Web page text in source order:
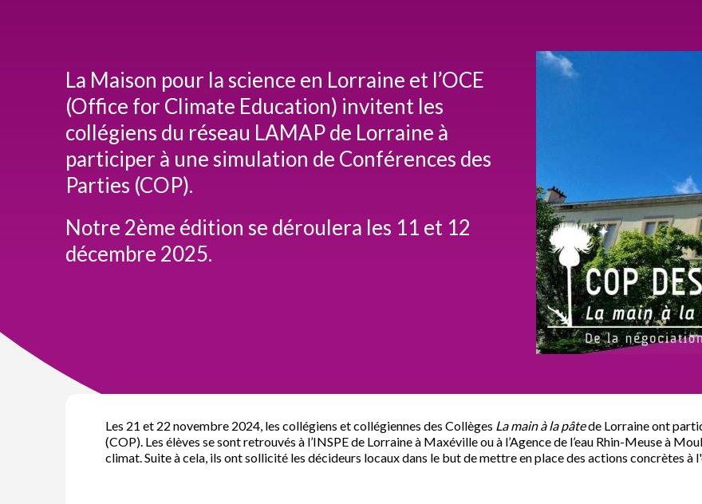
La Maison pour la science en Lorraine et l’OCE
(Office for Climate Education) invitent les
collégiens du réseau LAMAP de Lorraine à
participer à une simulation de Conférences des
Parties (COP).
Notre 2ème édition se déroulera les 11 et 12
décembre 2025.
Les 21 et 22 novembre 2024, les collégiens et collégiennes des Collèges La main à la pâtede Lorraine ont
(COP). Les élèves se sont retrouvés à l’INSPE de Lorraine à Maxéville ou à l’Agence de l’eau Rhin-Meuse à
climat. Suite à cela, ils ont sollicité les décideurs locaux dans le but de mettre en place des actions concrètes à